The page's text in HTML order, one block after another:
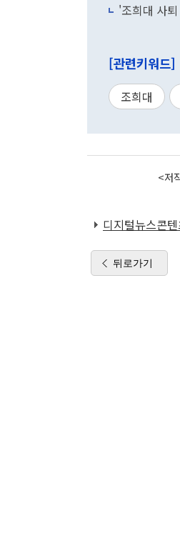
'조희대 사
[관련키워드]
조희대
<저
디지털뉴스콘
뒤로가기